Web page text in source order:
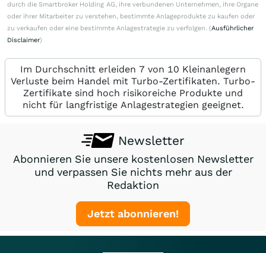
durch die Smartbroker Holding AG, ihre verbundenen Unternehmen, ihre Organe
oder ihrer Mitarbeiter zu verstehen, bestimmte Anlageprodukte zu kaufen oder
zu verkaufen oder eine bestimmte Anlagestrategie zu verfolgen. (Ausführlicher
Disclaimer)
Im Durchschnitt erleiden 7 von 10 Kleinanlegern
Verluste beim Handel mit Turbo-Zertifikaten. Turbo-
Zertifikate sind hoch risikoreiche Produkte und
nicht für langfristige Anlagestrategien geeignet.
Newsletter
Abonnieren Sie unsere kostenlosen Newsletter
und verpassen Sie nichts mehr aus der
Redaktion
Jetzt abonnieren!